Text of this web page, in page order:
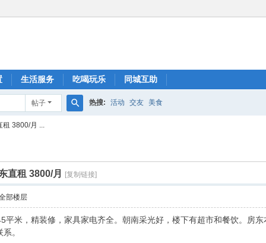
生活服务 吃喝玩乐 同城互助
帖子 热搜: 活动 交友 美食
租 3800/月 ...
直租 3800/月 [复制链接]
部楼层
平米，精装修，家具家电齐全。朝南采光好，楼下有超市和餐饮。房
。